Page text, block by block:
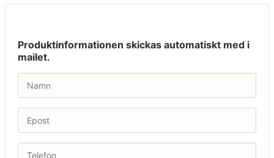
Produktinformationen skickas automatiskt med i
mailet.